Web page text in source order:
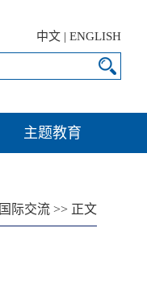
中文 | ENGLISH
主题教育
国际交流 >> 正文